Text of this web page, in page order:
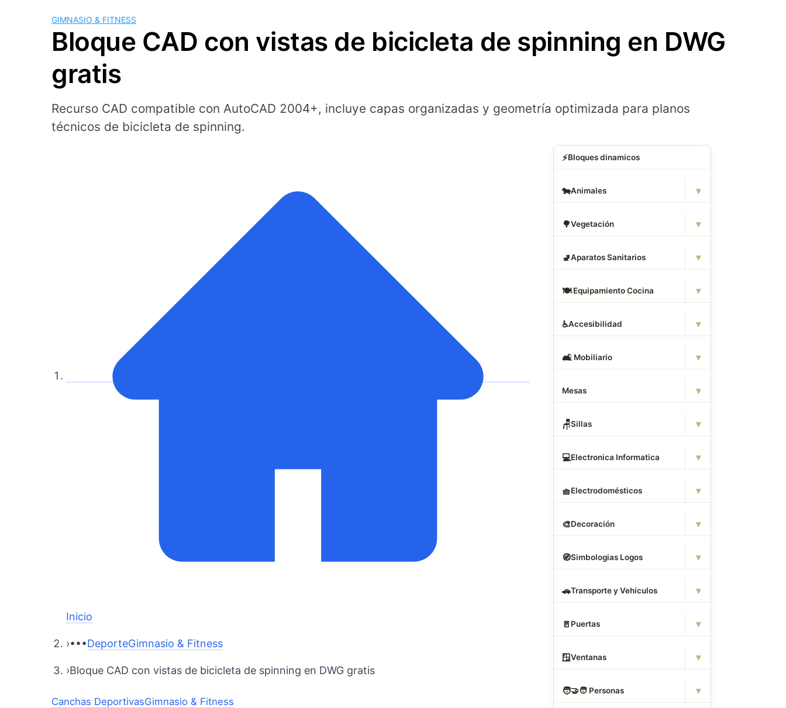
GIMNASIO & FITNESS
Bloque CAD con vistas de bicicleta de spinning en DWG
gratis
Recurso CAD compatible con AutoCAD 2004+, incluye capas organizadas y geometría optimizada para planos
técnicos de bicicleta de spinning.
Inicio
›•••DeporteGimnasio & Fitness
›Bloque CAD con vistas de bicicleta de spinning en DWG gratis
Canchas DeportivasGimnasio & Fitness
⚡Bloques dinamicos
🐄Animales ▾
🌳Vegetación ▾
🚽Aparatos Sanitarios ▾
🍽️ Equipamiento Cocina ▾
♿Accesibilidad ▾
🛋 ️ Mobiliario ▾
Mesas ▾
🪑Sillas ▾
💻Electronica Informatica ▾
🧺Electrodomésticos ▾
🎨Decoración ▾
🧭Simbologias Logos ▾
🚗Transporte y Vehículos ▾
🚪 Puertas ▾
🪟Ventanas ▾
🧑‍🤝‍🧑 Personas ▾